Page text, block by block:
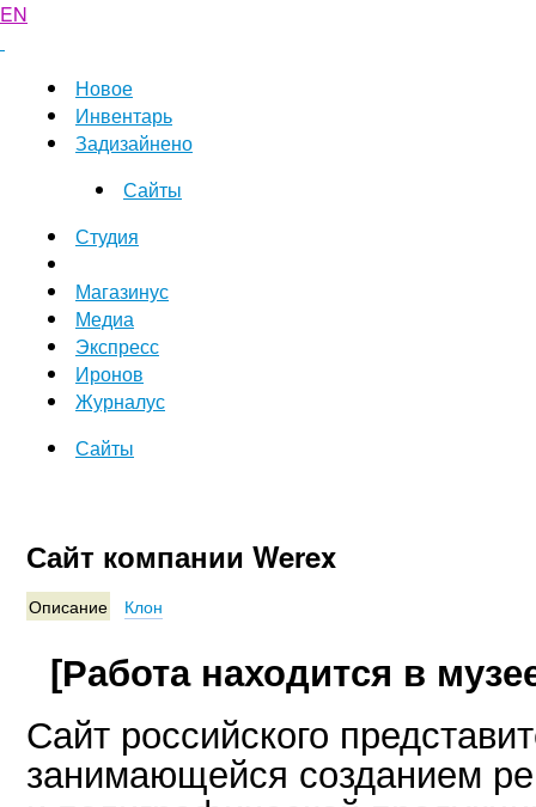
EN
Новое
Инвентарь
Задизайнено
Сайты
Студия
Магазинус
Медиа
Экспресс
Иронов
Журналус
Сайты
Сайт компании Werex
Описание Клон
[Работа находится в
Сайт российского
занимающейся созданием